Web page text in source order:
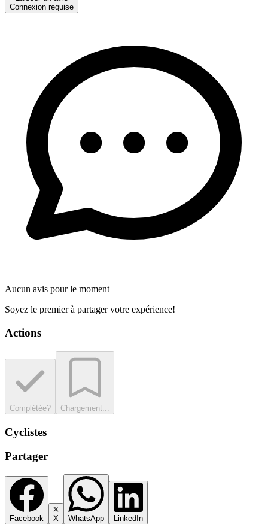
Connexion requise
Aucun avis pour le moment
Soyez le premier à partager votre expérience!
Actions
Complétée? Chargement...
Cyclistes
Partager
Facebook X WhatsApp LinkedIn